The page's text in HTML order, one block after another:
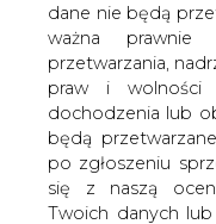
dane nie będą
ważna prawnie
przetwarzania,
praw i wolności
dochodzenia lub
będą
po zgłoszeniu
się z naszą
Twoich danych
Chevrolet Bolt
Tesli Model 3,
debiutu